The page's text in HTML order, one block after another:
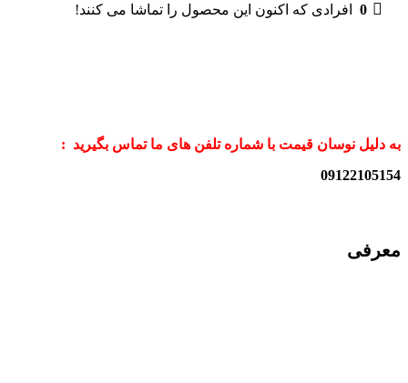
0 افرادی که اکنون این محصول را تماشا می کنند!
به دلیل نوسان قیمت با شماره تلفن های ما تماس بگیرید :
09122105154
معرفی